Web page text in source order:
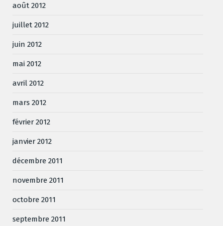
août 2012
juillet 2012
juin 2012
mai 2012
avril 2012
mars 2012
février 2012
janvier 2012
décembre 2011
novembre 2011
octobre 2011
septembre 2011